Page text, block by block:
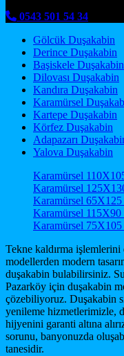
0543 501 54 34
Gölcük Duşakabin
Derince Duşakabin
Başiskele Duşakabin
Dilovası Duşakabin
Kandıra Duşakabin
Karamürsel
Kartepe Duşakabin
Körfez Duşakabin
Adapazarı
Yalova Duşakabin
Karamürsel
Karamürsel
Karamürsel
Karamürsel
Karamürsel
Tekne kaldırma
modellerden modern
duşakabin bulabilirsiniz.
Pazarköy için duşakabin
çözebiliyoruz. Duşakabin
yenileme hizmetlerimizle,
hijyenini garanti altına
sorunu, banyonuzda
tanesidir.